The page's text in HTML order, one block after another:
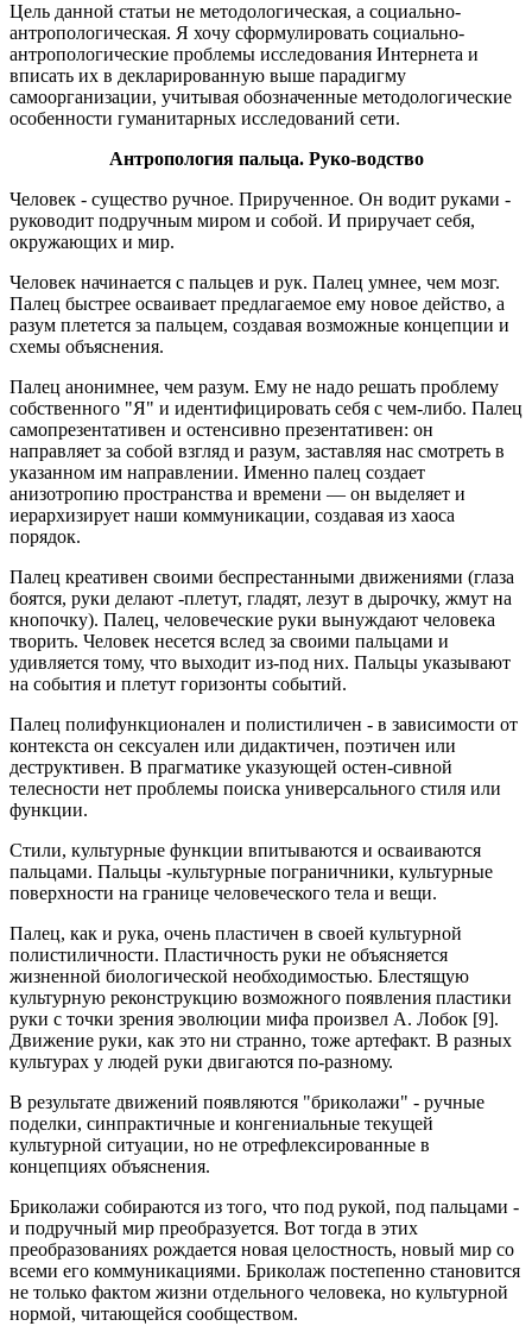
Цель данной статьи не методологическая, а социально-
антропологическая. Я хочу сформулировать социально-
антропологические проблемы исследования Интернета и
вписать их в декларированную выше парадигму
самоорганизации, учитывая обозначенные методологические
особенности гуманитарных исследований сети.
Антропология пальца. Руко-водство
Человек - существо ручное. Прирученное. Он водит руками -
руководит подручным миром и собой. И приручает себя,
окружающих и мир.
Человек начинается с пальцев и рук. Палец умнее, чем мозг.
Палец быстрее осваивает предлагаемое ему новое действо, а
разум плетется за пальцем, создавая возможные концепции и
схемы объяснения.
Палец анонимнее, чем разум. Ему не надо решать проблему
собственного "Я" и идентифицировать себя с чем-либо. Палец
самопрезентативен и остенсивно презентативен: он
направляет за собой взгляд и разум, заставляя нас смотреть в
указанном им направлении. Именно палец создает
анизотропию пространства и времени — он выделяет и
иерархизирует наши коммуникации, создавая из хаоса
порядок.
Палец креативен своими беспрестанными движениями (глаза
боятся, руки делают -плетут, гладят, лезут в дырочку, жмут на
кнопочку). Палец, человеческие руки вынуждают человека
творить. Человек несется вслед за своими пальцами и
удивляется тому, что выходит из-под них. Пальцы указывают
на события и плетут горизонты событий.
Палец полифункционален и полистиличен - в зависимости от
контекста он сексуален или дидактичен, поэтичен или
деструктивен. В прагматике указующей остен-сивной
телесности нет проблемы поиска универсального стиля или
функции.
Стили, культурные функции впитываются и осваиваются
пальцами. Пальцы -культурные пограничники, культурные
поверхности на границе человеческого тела и вещи.
Палец, как и рука, очень пластичен в своей культурной
полистиличности. Пластичность руки не объясняется
жизненной биологической необходимостью. Блестящую
культурную реконструкцию возможного появления пластики
руки с точки зрения эволюции мифа произвел А. Лобок [9].
Движение руки, как это ни странно, тоже артефакт. В разных
культурах у людей руки двигаются по-разному.
В результате движений появляются "бриколажи" - ручные
поделки, синпрактичные и конгениальные текущей
культурной ситуации, но не отрефлексированные в
концепциях объяснения.
Бриколажи собираются из того, что под рукой, под пальцами -
и подручный мир преобразуется. Вот тогда в этих
преобразованиях рождается новая целостность, новый мир со
всеми его коммуникациями. Бриколаж постепенно становится
не только фактом жизни отдельного человека, но культурной
нормой, читающейся сообществом.